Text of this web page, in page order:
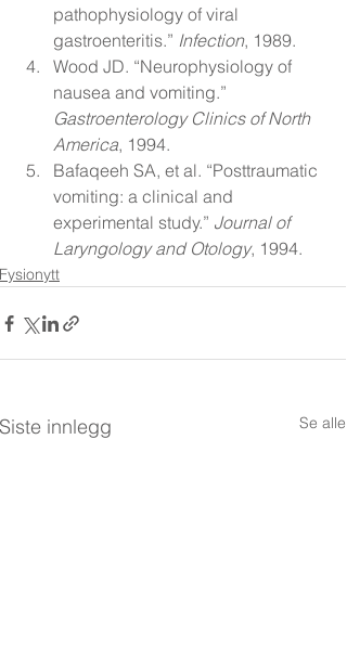
pathophysiology of viral
gastroenteritis.” Infection, 1989.
Wood JD. “Neurophysiology of
nausea and vomiting.”
Gastroenterology Clinics of North
America, 1994.
Bafaqeeh SA, et al. “Posttraumatic
vomiting: a clinical and
experimental study.” Journal of
Laryngology and Otology, 1994.
Fysionytt
Siste innlegg Se alle